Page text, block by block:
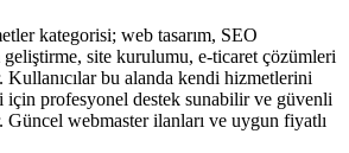
kategorisi; web tasarım, SEO
geliştirme, site kurulumu, e-ticaret çözümleri
Kullanıcılar bu alanda kendi hizmetlerini
için profesyonel destek sunabilir ve güvenli
webmaster ilanları ve uygun fiyatlı